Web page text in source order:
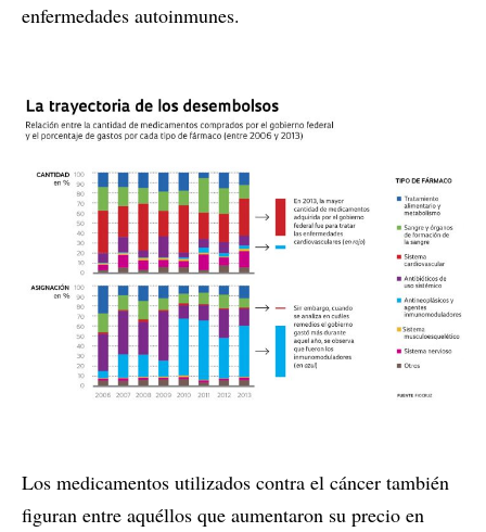
enfermedades autoinmunes.
Los medicamentos utilizados contra el cáncer también
figuran entre aquéllos que aumentaron su precio en